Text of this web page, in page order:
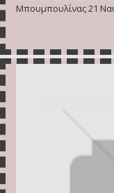
Μπουμπουλίνας 21